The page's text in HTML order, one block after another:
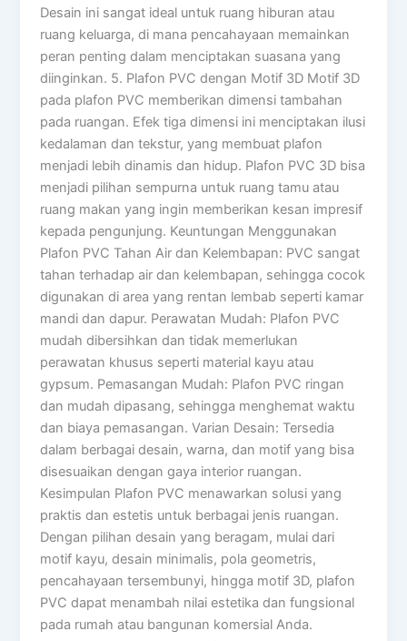
Desain ini sangat ideal untuk ruang hiburan atau
ruang keluarga, di mana pencahayaan memainkan
peran penting dalam menciptakan suasana yang
diinginkan. 5. Plafon PVC dengan Motif 3D Motif 3D
pada plafon PVC memberikan dimensi tambahan
pada ruangan. Efek tiga dimensi ini menciptakan ilusi
kedalaman dan tekstur, yang membuat plafon
menjadi lebih dinamis dan hidup. Plafon PVC 3D bisa
menjadi pilihan sempurna untuk ruang tamu atau
ruang makan yang ingin memberikan kesan impresif
kepada pengunjung. Keuntungan Menggunakan
Plafon PVC Tahan Air dan Kelembapan: PVC sangat
tahan terhadap air dan kelembapan, sehingga cocok
digunakan di area yang rentan lembab seperti kamar
mandi dan dapur. Perawatan Mudah: Plafon PVC
mudah dibersihkan dan tidak memerlukan
perawatan khusus seperti material kayu atau
gypsum. Pemasangan Mudah: Plafon PVC ringan
dan mudah dipasang, sehingga menghemat waktu
dan biaya pemasangan. Varian Desain: Tersedia
dalam berbagai desain, warna, dan motif yang bisa
disesuaikan dengan gaya interior ruangan.
Kesimpulan Plafon PVC menawarkan solusi yang
praktis dan estetis untuk berbagai jenis ruangan.
Dengan pilihan desain yang beragam, mulai dari
motif kayu, desain minimalis, pola geometris,
pencahayaan tersembunyi, hingga motif 3D, plafon
PVC dapat menambah nilai estetika dan fungsional
pada rumah atau bangunan komersial Anda.